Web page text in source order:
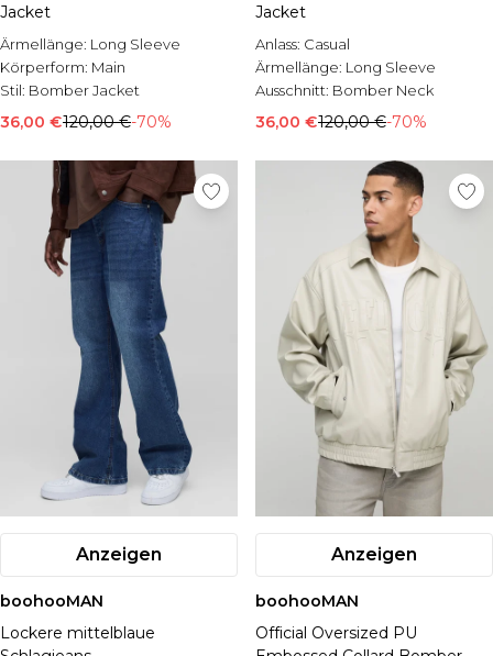
Jacket
Ärmellänge: Long Sleeve
Körperform: Main
Stil: Bomber Jacket
36,00 €120,00 €-70%
Jacket
Anlass: Casual
Ärmellänge: Long Sleeve
Ausschnitt: Bomber Neck
36,00 €120,00 €-70%
Anzeigen
boohooMAN
Lockere mittelblaue
Anzeigen
boohooMAN
Official Oversized PU